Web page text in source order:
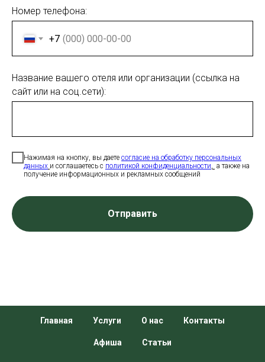
Номер телефона:
+7
Название вашего отеля или организации (ссылка на
сайт или на соц.сети):
Нажимая на кнопку, вы даете согласие на обработку персональных
данных и соглашаетесь c политикой конфиденциальности, а также на
получение информационных и рекламных сообщений
Отправить
Главная Услуги О нас Контакты
Афиша Статьи